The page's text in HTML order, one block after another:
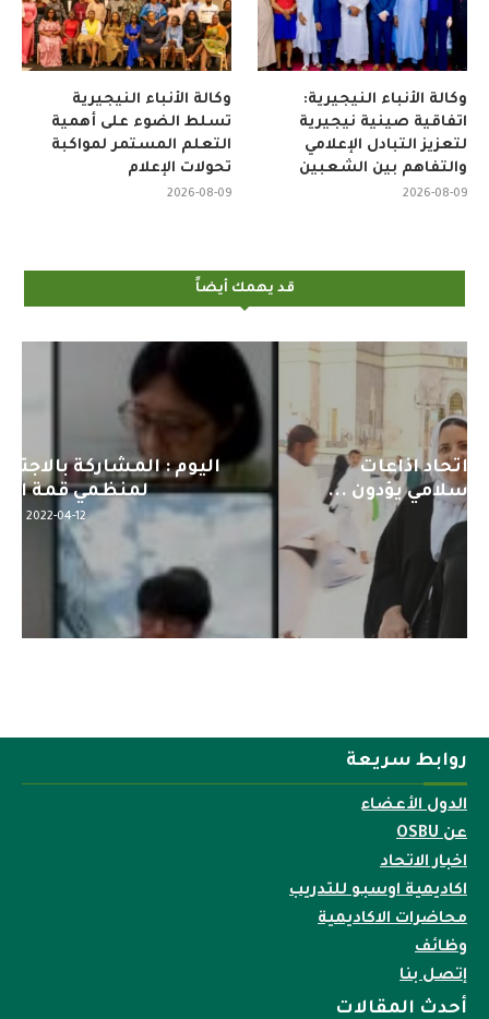
وكالة الأنباء النيجيرية
تسلط الضوء على أهمية
التعلم المستمر لمواكبة
تحولات الإعلام
2026-08-09
وكالة الأنباء النيجيرية:
اتفاقية صينية نيجيرية
لتعزيز التبادل الإعلامي
والتفاهم بين الشعبين
2026-08-09
قد يهمك أيضاً
اليوم : المشاركة بالاجتماع التحضيري
لمنظمي قمة اسيا...
2022-04-12
روابط سريعة
الدول الأعضاء
عن OSBU
اخبار الاتحاد
اكاديمية اوسبو للتدريب
محاضرات الاكاديمية
وظائف
إتصل بنا
أحدث المقالات